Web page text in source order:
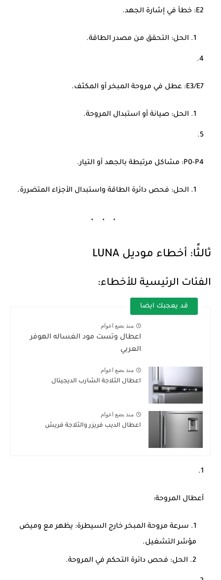
E2: خطأ في إشارة الجهد.
الحل: التحقق من مصدر الطاقة.
E3/E7: عطل في مروحة المبخر أو المكثف.
الحل: صيانة أو استبدال المروحة.
P0-P4: مشاكل مرتبطة بالجهد أو التيار.
الحل: فحص دائرة الطاقة واستبدال الأجزاء المتضررة.
ثالثًا: أخطاء موديل LUNA
الفئات الرئيسية للأخطاء:
قد يعجبك ايضا
منذ بضع اعوام
اعطال وتست مود الغساله الهوفر
العربي
منذ بضع اعوام
اعطال الثلاجة الشارب الديجيتال
منذ بضع اعوام
اعطال الديب فريزر والثلاجة فريش
أعطال المروحة:
سرعة مروحة المبخر خارج السيطرة: يظهر مع وميض
مؤشر التشغيل.
الحل: فحص دائرة التحكم في المروحة.